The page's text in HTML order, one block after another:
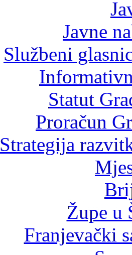
Javne
Službeni
Statut
Proračun
Strategija
Župe u
Franjevački